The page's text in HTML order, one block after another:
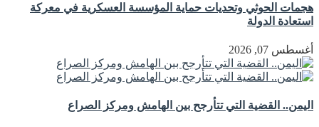
هجمات الحوثي وتحديات حماية المؤسسة العسكرية في معركة
استعادة الدولة
أغسطس 07, 2026
اليمن.. القضية التي تتأرجح بين الهامش ومركز الصراع